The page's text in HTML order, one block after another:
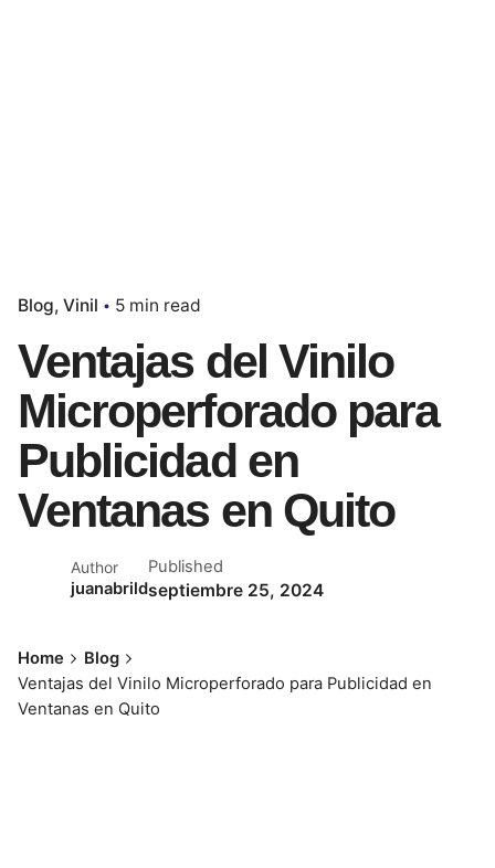
Blog Vinil 5 min read
Ventajas del Vinilo
Microperforado para
Publicidad en
Ventanas en Quito
Author
juanabrild
Published
septiembre 25, 2024
Home
Blog
Ventajas del Vinilo Microperforado para Publicidad en
Ventanas en Quito